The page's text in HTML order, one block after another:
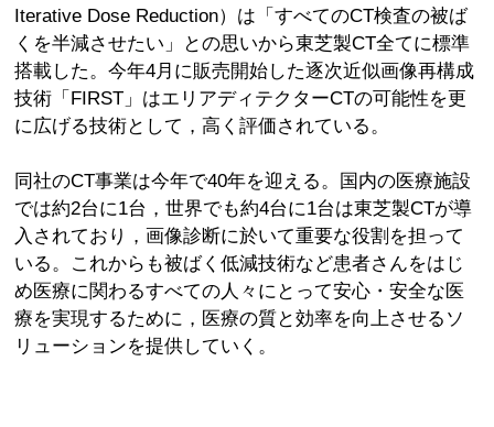
Iterative Dose Reduction）は「すべてのCT検査の被ば
くを半減させたい」との思いから東芝製CT全てに標準
搭載した。今年4月に販売開始した逐次近似画像再構成
技術「FIRST」はエリアディテクターCTの可能性を更
に広げる技術として，高く評価されている。
同社のCT事業は今年で40年を迎える。国内の医療施設
では約2台に1台，世界でも約4台に1台は東芝製CTが導
入されており，画像診断に於いて重要な役割を担って
いる。これからも被ばく低減技術など患者さんをはじ
め医療に関わるすべての人々にとって安心・安全な医
療を実現するために，医療の質と効率を向上させるソ
リューションを提供していく。